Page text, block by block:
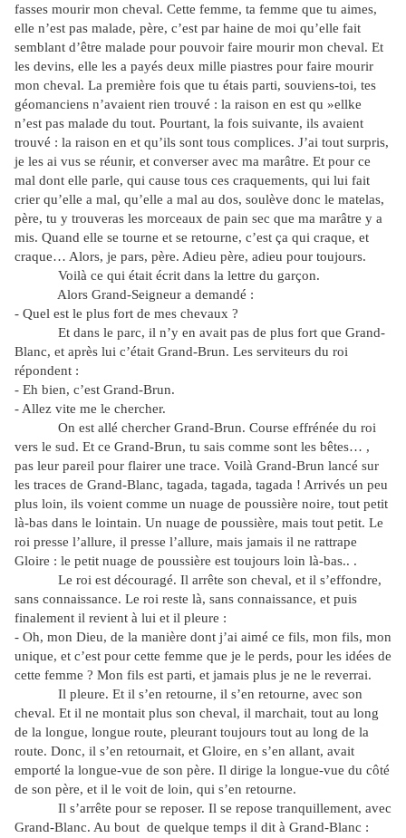
fasses mourir mon cheval. Cette femme, ta femme que tu aimes,
elle n’est pas malade, père, c’est par haine de moi qu’elle fait
semblant d’être malade pour pouvoir faire mourir mon cheval. Et
les devins, elle les a payés deux mille piastres pour faire mourir
mon cheval. La première fois que tu étais parti, souviens-toi, tes
géomanciens n’avaient rien trouvé : la raison en est qu »ellke
n’est pas malade du tout. Pourtant, la fois suivante, ils avaient
trouvé : la raison en et qu’ils sont tous complices. J’ai tout surpris,
je les ai vus se réunir, et converser avec ma marâtre. Et pour ce
mal dont elle parle, qui cause tous ces craquements, qui lui fait
crier qu’elle a mal, qu’elle a mal au dos, soulève donc le matelas,
père, tu y trouveras les morceaux de pain sec que ma marâtre y a
mis. Quand elle se tourne et se retourne, c’est ça qui craque, et
craque… Alors, je pars, père. Adieu père, adieu pour toujours.
Voilà ce qui était écrit dans la lettre du garçon.
Alors Grand-Seigneur a demandé :
- Quel est le plus fort de mes chevaux ?
Et dans le parc, il n’y en avait pas de plus fort que Grand-
Blanc, et après lui c’était Grand-Brun. Les serviteurs du roi
répondent :
- Eh bien, c’est Grand-Brun.
- Allez vite me le chercher.
On est allé chercher Grand-Brun. Course effrénée du roi
vers le sud. Et ce Grand-Brun, tu sais comme sont les bêtes… ,
pas leur pareil pour flairer une trace. Voilà Grand-Brun lancé sur
les traces de Grand-Blanc, tagada, tagada, tagada ! Arrivés un peu
plus loin, ils voient comme un nuage de poussière noire, tout petit
là-bas dans le lointain. Un nuage de poussière, mais tout petit. Le
roi presse l’allure, il presse l’allure, mais jamais il ne rattrape
Gloire : le petit nuage de poussière est toujours loin là-bas.. .
Le roi est découragé. Il arrête son cheval, et il s’effondre,
sans connaissance. Le roi reste là, sans connaissance, et puis
finalement il revient à lui et il pleure :
- Oh, mon Dieu, de la manière dont j’ai aimé ce fils, mon fils, mon
unique, et c’est pour cette femme que je le perds, pour les idées de
cette femme ? Mon fils est parti, et jamais plus je ne le reverrai.
Il pleure. Et il s’en retourne, il s’en retourne, avec son
cheval. Et il ne montait plus son cheval, il marchait, tout au long
de la longue, longue route, pleurant toujours tout au long de la
route. Donc, il s’en retournait, et Gloire, en s’en allant, avait
emporté la longue-vue de son père. Il dirige la longue-vue du côté
de son père, et il le voit de loin, qui s’en retourne.
Il s’arrête pour se reposer. Il se repose tranquillement, avec
Grand-Blanc. Au bout de quelque temps il dit à Grand-Blanc :